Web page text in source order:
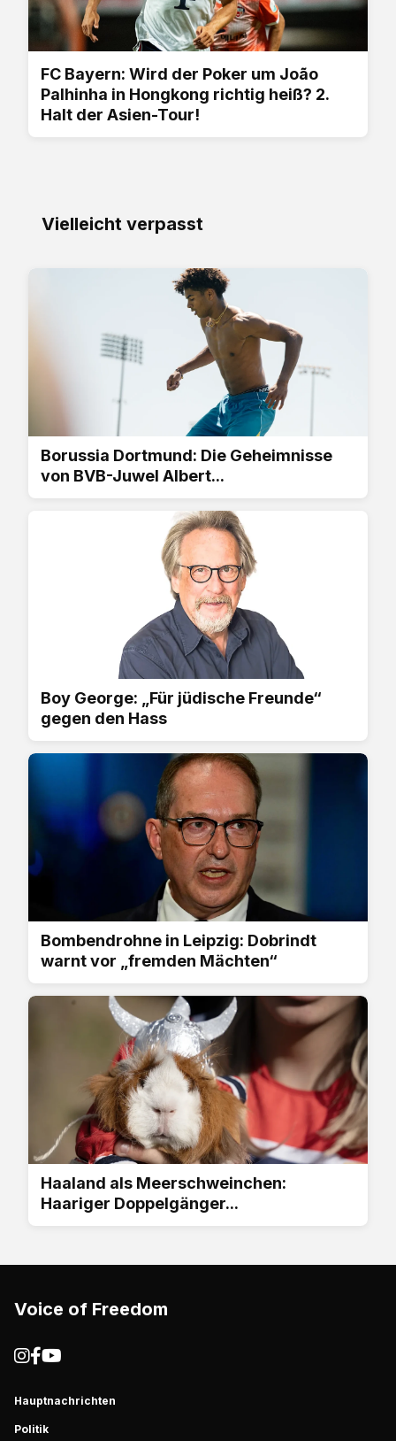
FC Bayern: Wird der Poker um João
Palhinha in Hongkong richtig heiß? 2.
Halt der Asien-Tour!
Vielleicht verpasst
Borussia Dortmund: Die Geheimnisse
von BVB-Juwel Albert...
Boy George: „Für jüdische Freunde“
gegen den Hass
Bombendrohne in Leipzig: Dobrindt
warnt vor „fremden Mächten“
Haaland als Meerschweinchen:
Haariger Doppelgänger...
Voice of Freedom
Hauptnachrichten
Politik